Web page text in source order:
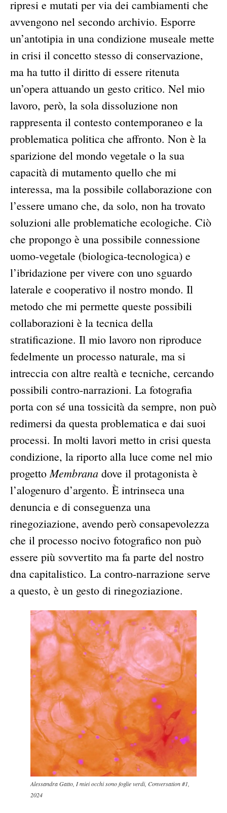
ripresi e mutati per via dei cambiamenti che
avvengono nel secondo archivio. Esporre
un’antotipia in una condizione museale mette
in crisi il concetto stesso di conservazione,
ma ha tutto il diritto di essere ritenuta
un’opera attuando un gesto critico. Nel mio
lavoro, però, la sola dissoluzione non
rappresenta il contesto contemporaneo e la
problematica politica che affronto. Non è la
sparizione del mondo vegetale o la sua
capacità di mutamento quello che mi
interessa, ma la possibile collaborazione con
l’essere umano che, da solo, non ha trovato
soluzioni alle problematiche ecologiche. Ciò
che propongo è una possibile connessione
uomo-vegetale (biologica-tecnologica) e
l’ibridazione per vivere con uno sguardo
laterale e cooperativo il nostro mondo. Il
metodo che mi permette queste possibili
collaborazioni è la tecnica della
stratificazione. Il mio lavoro non riproduce
fedelmente un processo naturale, ma si
intreccia con altre realtà e tecniche, cercando
possibili contro-narrazioni. La fotografia
porta con sé una tossicità da sempre, non può
redimersi da questa problematica e dai suoi
processi. In molti lavori metto in crisi questa
condizione, la riporto alla luce come nel mio
progettoMembrana dove il protagonista è
l’alogenuro d’argento. È intrinseca una
denuncia e di conseguenza una
rinegoziazione, avendo però consapevolezza
che il processo nocivo fotografico non può
essere più sovvertito ma fa parte del nostro
dna capitalistico. La contro-narrazione serve
a questo, è un gesto di rinegoziazione.
Alessandra Gatto, I miei occhi sono foglie verdi, Conversation #1,
2024